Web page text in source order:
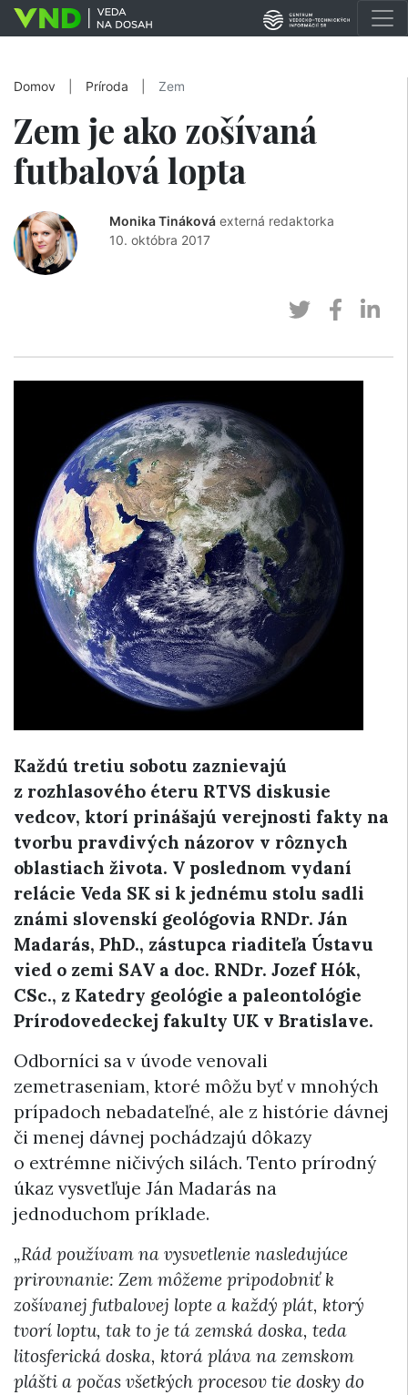
Domov Príroda Zem
Zem je ako zošívaná
futbalová lopta
Monika Tináková externá redaktorka
10. októbra 2017
Každú tretiu sobotu zaznievajú
z rozhlasového éteru RTVS diskusie
vedcov, ktorí prinášajú verejnosti fakty na
tvorbu pravdivých názorov v rôznych
oblastiach života. V poslednom vydaní
relácie Veda SK si k jednému stolu sadli
známi slovenskí geológovia RNDr. Ján
Madarás, PhD., zástupca riaditeľa Ústavu
vied o zemi SAV a doc. RNDr. Jozef Hók,
CSc., z Katedry geológie a paleontológie
Prírodovedeckej fakulty UK v Bratislave.
Odborníci sa v úvode venovali
zemetraseniam, ktoré môžu byť v mnohých
prípadoch nebadateľné, ale z histórie dávnej
či menej dávnej pochádzajú dôkazy
o extrémne ničivých silách. Tento prírodný
úkaz vysvetľuje Ján Madarás na
jednoduchom príklade.
„Rád používam na vysvetlenie nasledujúce
prirovnanie: Zem môžeme pripodobniť k
zošívanej futbalovej lopte a každý plát, ktorý
tvorí loptu, tak to je tá zemská doska, teda
litosferická doska, ktorá pláva na zemskom
plášti a počas všetkých procesov tie dosky do